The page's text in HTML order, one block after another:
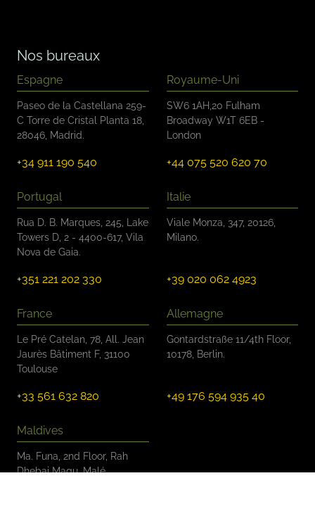
e
r
*
Nos bureaux
Espagne
Paseo de la Castellana 259-
C Torre de Cristal Planta 18,
28046, Madrid.
+34 911 190 540
Royaume-Uni
SW6 1AH,20 Fulham
Broadway W1T 6EB -
London
+44 075 520 620 70
Portugal
Rua D. B. Marques, 245, Lake
Towers D, 2 - 4400-617, Vila
Nova de Gaia.
+351 221 202 330
Italie
Viale Monza, 347, 20126,
Milano.
+39 020 062 4923
France
Le Pré Catelan, 78, All. Jean
Jaurès Bâtiment F, 31100
Toulouse
+33 561 632 820
Allemagne
Gontardstraße 11/4th Floor,
10178, Berlin.
+49 176 594 935 40
Maldives
Ma. Funa, 2nd Floor, Rah
Dhebai Magu, Malé